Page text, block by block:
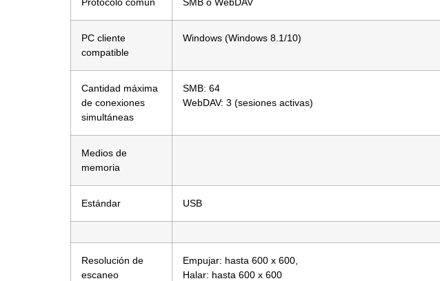
PC cliente
compatible
Windows (Windows 8.1/10)
Cantidad máxima
de conexiones
simultáneas
SMB: 64
WebDAV: 3 (sesiones activas)
Medios de
memoria
Estándar USB
Resolución de
escaneo
Empujar: hasta 600 x 600,
Halar: hasta 600 x 600